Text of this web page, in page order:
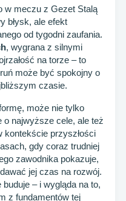
w meczu z Gezet Stalą
błysk, ale efekt
od tygodni zaufania.
, wygrana z silnymi
na torze – to
może być spokojny o
czasie.
może nie tylko
o najwyższe cele, ale też
przyszłości
gdy coraz trudniej
zawodnika pokazuje,
jej czas na rozwój.
– i wygląda na to,
z fundamentów tej